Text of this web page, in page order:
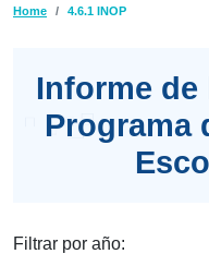
Ruta de
Home 4.6.1 INOP
Informe de
Programa
Filtrar por año: